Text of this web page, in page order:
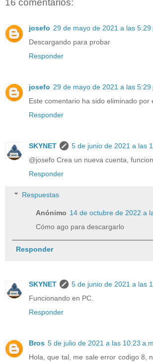
16 comentarios:
josefo 29 de mayo de 2021 a las 5:29
Descargando para probar
Responder
josefo 29 de mayo de 2021 a las 5:29
Este comentario ha sido eliminado por
Responder
SKYNET
5 de junio de 2021 a las
@josefo Crea un nueva cuenta,
Responder
Respuestas
Anónimo 14 de octubre de 2022 a
Cómo ago para descargarlo
Responder
SKYNET
5 de junio de 2021 a las
Funcionando en PC.
Responder
Bros 5 de julio de 2021 a las 10:23 a.m.
Hola, que tal, me sale error codigo 8,